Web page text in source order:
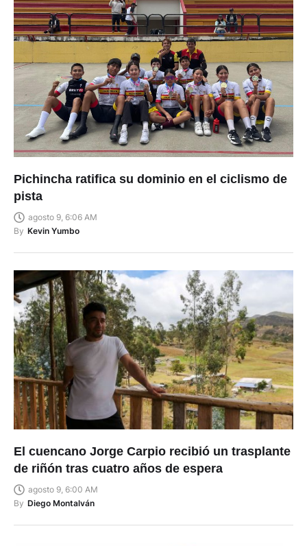
Pichincha ratifica su dominio en el ciclismo de
pista
agosto 9, 6:06 AM
By Kevin Yumbo
El cuencano Jorge Carpio recibió un trasplante
de riñón tras cuatro años de espera
agosto 9, 6:00 AM
By Diego Montalván